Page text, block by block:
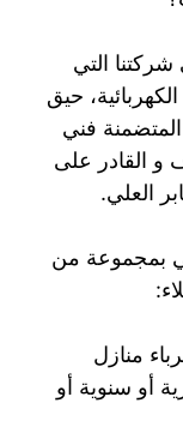
التي
حيق
فني
و القادر على
العلي.
بمجموعة من
منازل
أو سنوية أو